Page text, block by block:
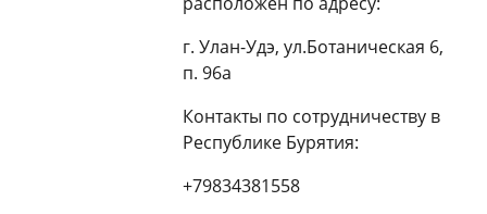
г. Улан-Удэ, ул.Ботаническая 6,
п. 96а
Контакты по сотрудничеству в
Республике Бурятия:
+79834381558